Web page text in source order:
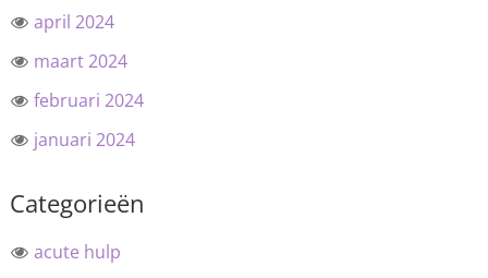
april 2024
maart 2024
februari 2024
januari 2024
Categorieën
acute hulp